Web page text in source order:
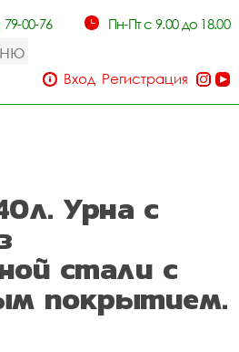
00-76 Пн-Пт с 9.00 до 18.00
Вход Регистрация
Урна с
стали с
покрытием.